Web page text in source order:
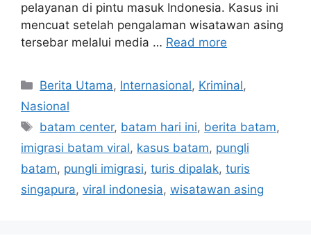
pelayanan di pintu masuk Indonesia. Kasus ini
mencuat setelah pengalaman wisatawan asing
tersebar melalui media … Read more
C
a
e
g
o
r
Berita Utama, Internasional, Kriminal,
Nasional
T
a
g
s
batam center, batam hari ini, berita batam,
imigrasi batam viral, kasus batam, pungli
batam, pungli imigrasi, turis dipalak, turis
singapura, viral indonesia, wisatawan asing